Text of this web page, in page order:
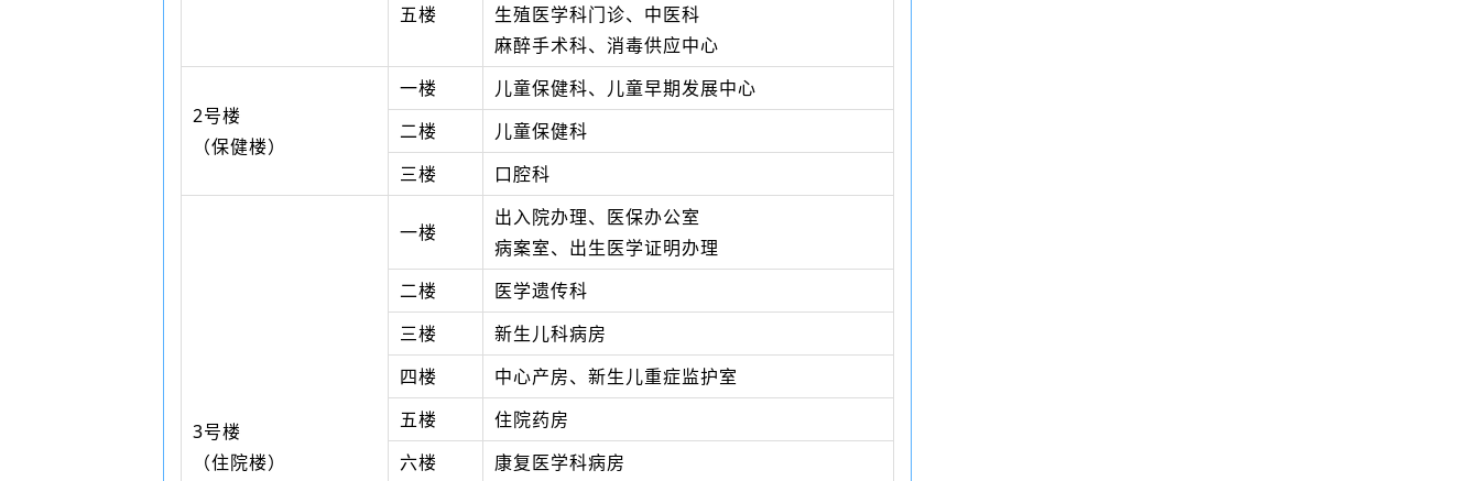
五楼
生殖医学科门诊、中医科
麻醉手术科、消毒供应中心
2号楼
（保健楼）
一楼
儿童保健科、儿童早期发展中心
二楼
儿童保健科
三楼
口腔科
3号楼
（住院楼）
一楼
出入院办理、医保办公室
病案室、出生医学证明办理
二楼
医学遗传科
三楼
新生儿科病房
四楼
中心产房、新生儿重症监护室
五楼
住院药房
六楼
康复医学科病房